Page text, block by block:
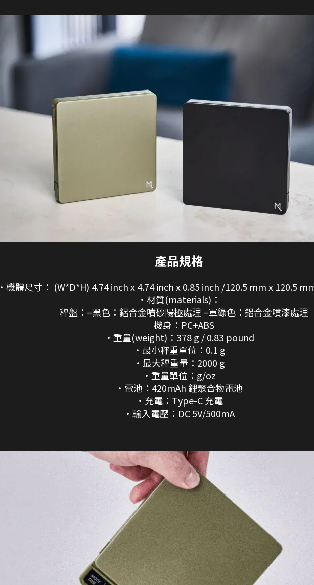
產品規格
・機體尺寸： (W*D*H) 4.74 inch x 4.74 inch x 0.85 inch /120.5 mm x 120.5
・材質(materials)：
秤盤：–黑色：鋁合金噴砂陽極處理 –軍綠色：鋁合金噴漆處理
機身：PC+ABS
・重量(weight)：378 g / 0.83 pound
・最小秤重單位：0.1 g
・最大秤重量：2000 g
・重量單位：g/oz
・電池：420mAh 鋰聚合物電池
・充電：Type-C 充電
・輸入電壓：DC 5V/500mA